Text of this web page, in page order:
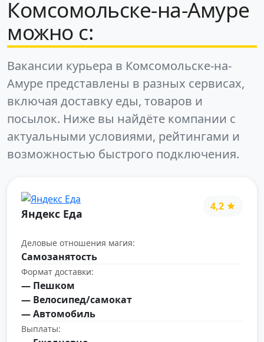
Комсомольске-на-Амуре
можно с:
Вакансии курьера в Комсомольске-на-
Амуре представлены в разных сервисах,
включая доставку еды, товаров и
посылок. Ниже вы найдёте компании с
актуальными условиями, рейтингами и
возможностью быстрого подключения.
Яндекс Еда
4,2
Деловые отношения магия:
Самозанятость
Формат доставки:
— Пешком
— Велосипед/самокат
— Автомобиль
Выплаты: